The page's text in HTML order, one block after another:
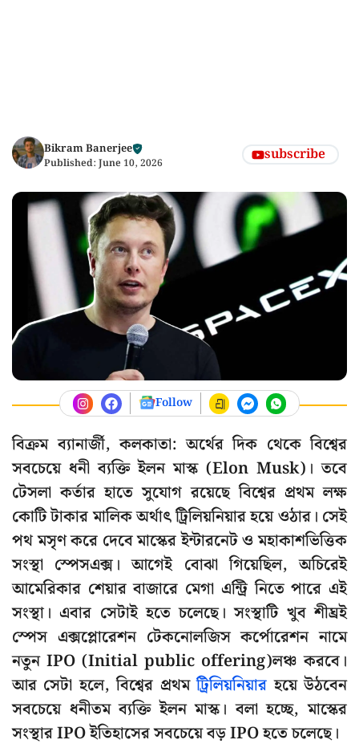
Bikram Banerjee
Published: June 10, 2026 subscribe
Follow
বিক্রম ব্যানার্জী, কলকাতা: অর্থের দিক থেকে বিশ্বের
সবচেয়ে ধনী ব্যক্তি ইলন মাস্ক (Elon Musk)। তবে
টেসলা কর্তার হাতে সুযোগ রয়েছে বিশ্বের প্রথম লক্ষ
কোটি টাকার মালিক অর্থাৎ ট্রিলিয়নিয়ার হয়ে ওঠার। সেই
পথ মসৃণ করে দেবে মাস্কের ইন্টারনেট ও মহাকাশভিত্তিক
সংস্থা স্পেসএক্স। আগেই বোঝা গিয়েছিল, অচিরেই
আমেরিকার শেয়ার বাজারে মেগা এন্ট্রি নিতে পারে এই
সংস্থা। এবার সেটাই হতে চলেছে। সংস্থাটি খুব শীঘ্রই
স্পেস এক্সপ্লোরেশন টেকনোলজিস কর্পোরেশন নামে
নতুন IPO (Initial public offering)লঞ্চ করবে।
আর সেটা হলে, বিশ্বের প্রথমট্রিলিয়নিয়ার হয়ে উঠবেন
সবচেয়ে ধনীতম ব্যক্তি ইলন মাস্ক। বলা হচ্ছে, মাস্কের
সংস্থার IPO ইতিহাসের সবচেয়ে বড় IPO হতে চলেছে।